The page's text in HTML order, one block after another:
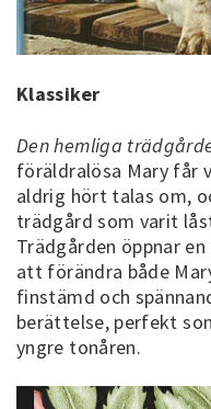
Klassiker
Den hemliga
föräldralösa Mary får
aldrig hört talas om,
trädgård som varit
Trädgården öppnar
att förändra både
finstämd och
berättelse, perfekt
yngre tonåren.